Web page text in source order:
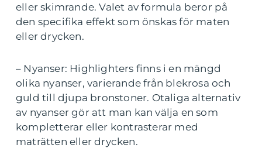
eller skimrande. Valet av formula beror på
den specifika effekt som önskas för maten
eller drycken.
– Nyanser: Highlighters finns i en mängd
olika nyanser, varierande från blekrosa och
guld till djupa bronstoner. Otaliga alternativ
av nyanser gör att man kan välja en som
kompletterar eller kontrasterar med
maträtten eller drycken.